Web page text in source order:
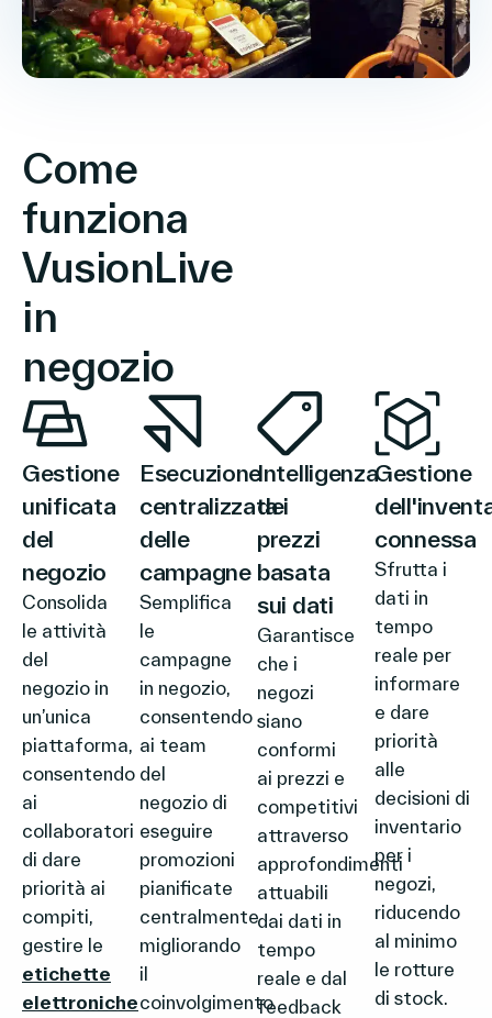
Come
funziona
VusionLive
in
negozio
Gestione
unificata
del
negozio
Consolida
le attività
del
negozio in
un’unica
piattaforma,
consentendo
ai
collaboratori
di dare
priorità ai
compiti,
gestire le
etichette
elettroniche
Esecuzione
centralizzata
delle
campagne
Semplifica
le
campagne
in negozio,
consentendo
ai team
del
negozio di
eseguire
promozioni
pianificate
centralmente
migliorando
il
coinvolgimento
Intelligenza
dei
prezzi
basata
sui dati
Garantisce
che i
negozi
siano
conformi
ai prezzi e
competitivi
attraverso
approfondimenti
attuabili
dai dati in
tempo
reale e dal
feedback
Gestione
connessa
Sfrutta i
dati in
tempo
reale per
informare
e dare
priorità
alle
decisioni di
inventario
per i
negozi,
riducendo
al minimo
le rotture
di stock.